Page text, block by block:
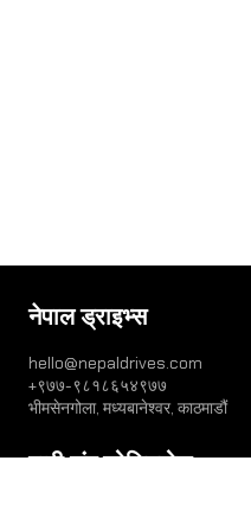
नेपाल ड्राइभ्स
hello@nepaldrives.com
+९७७-९८१८६५४९७७
भीमसेनगोला, मध्यबानेश्वर, काठमाडौं
हामी संग जोडिनुहोस्